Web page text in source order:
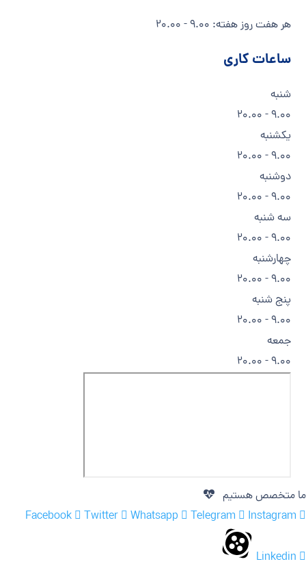
هر هفت روز هفته: 9.00 - 20.00
ساعات کاری
شنبه
9.00 - 20.00
یکشنبه
9.00 - 20.00
دوشنبه
9.00 - 20.00
سه شنبه
9.00 - 20.00
چهارشنبه
9.00 - 20.00
پنج شنبه
9.00 - 20.00
جمعه
9.00 - 20.00
ما متخصص هستیم
Facebook
Twitter Whatsapp Telegram Instagram
Linkedin